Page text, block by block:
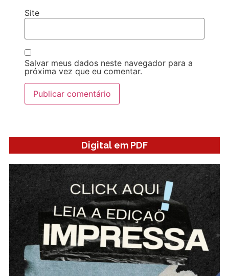
Site
Salvar meus dados neste navegador para a
próxima vez que eu comentar.
Digital em PDF